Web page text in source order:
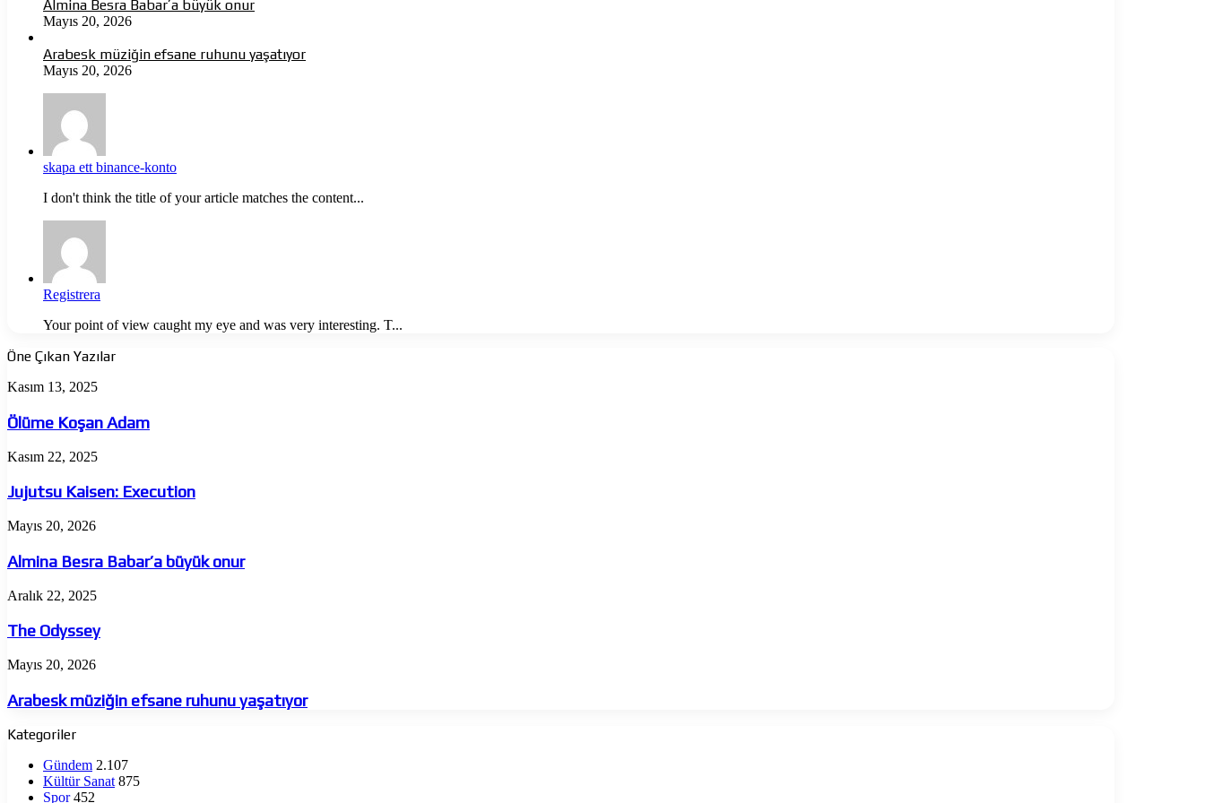
Almina Besra Babar’a büyük onur
Mayıs 20, 2026
Arabesk müziğin efsane ruhunu yaşatıyor
Mayıs 20, 2026
skapa ett binance-konto
I don't think the title of your article matches the content...
Registrera
Your point of view caught my eye and was very interesting. T...
Öne Çıkan Yazılar
Ölüme
Adam
Kasım 13, 2025
Ölüme Koşan Adam
Jujutsu
Execution
Kasım 22, 2025
Jujutsu Kaisen: Execution
Almina
Babar’a
büyük
onur
Mayıs 20, 2026
Almina Besra Babar’a büyük onur
The
Aralık 22, 2025
The Odyssey
Arabesk
efsane
ruhunu
yaşatıyor
Mayıs 20, 2026
Arabesk müziğin efsane ruhunu yaşatıyor
Kategoriler
Gündem 2.107
Kültür Sanat 875
Spor 452